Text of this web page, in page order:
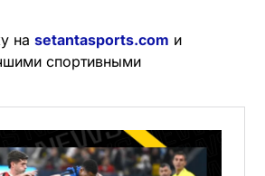
на setantasports.com и
спортивными